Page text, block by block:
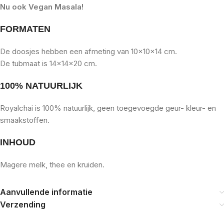
Nu ook Vegan Masala!
FORMATEN
De doosjes hebben een afmeting van 10x10x14 cm.
De tubmaat is 14x14x20 cm.
100% NATUURLIJK
Royalchai is 100% natuurlijk, geen toegevoegde geur- kleur- en
smaakstoffen.
INHOUD
Magere melk, thee en kruiden.
Aanvullende informatie
Verzending